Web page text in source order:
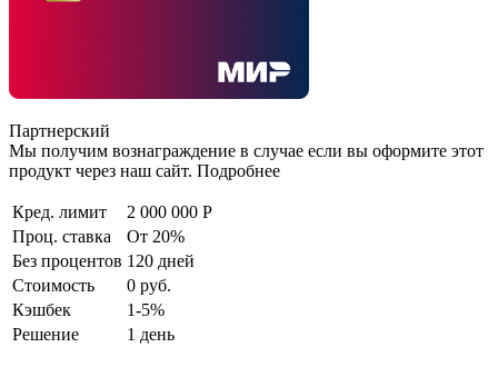
Партнерский
Мы получим вознаграждение в случае если вы оформите этот
продукт через наш сайт. Подробнее
Кред. лимит
2 000 000 Р
Проц. ставка
От 20%
Без процентов 120 дней
Стоимость
0 руб.
Кэшбек
1-5%
Решение
1 день